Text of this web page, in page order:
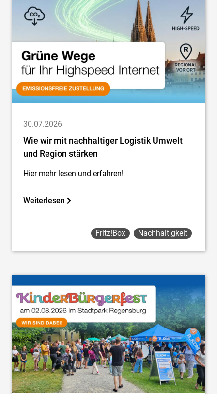
30.07.2026
Wie wir mit nachhaltiger Logistik Umwelt
und Region stärken
Hier mehr lesen und erfahren!
Weiterlesen
Fritz!box Nachhaltigkeit